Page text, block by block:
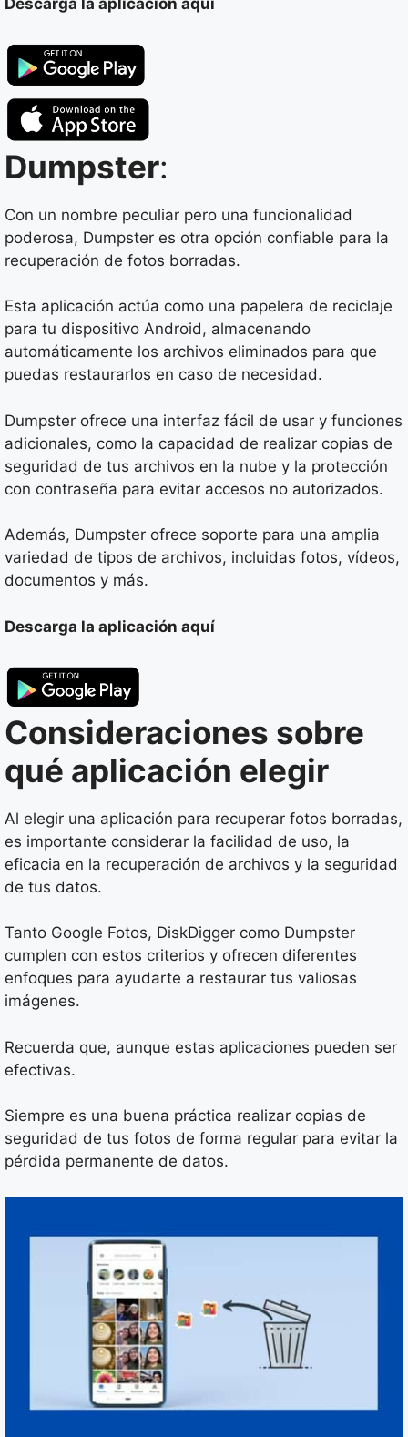
Dumpster:
Con un nombre peculiar pero una funcionalidad
poderosa, Dumpster es otra opción confiable para la
recuperación de fotos borradas.
Esta aplicación actúa como una papelera de reciclaje
para tu dispositivo Android, almacenando
automáticamente los archivos eliminados para que
puedas restaurarlos en caso de necesidad.
Dumpster ofrece una interfaz fácil de usar y funciones
adicionales, como la capacidad de realizar copias de
seguridad de tus archivos en la nube y la protección
con contraseña para evitar accesos no autorizados.
Además, Dumpster ofrece soporte para una amplia
variedad de tipos de archivos, incluidas fotos, vídeos,
documentos y más.
Descarga la aplicación aquí
Consideraciones sobre
qué aplicación elegir
Al elegir una aplicación para recuperar fotos borradas,
es importante considerar la facilidad de uso, la
eficacia en la recuperación de archivos y la seguridad
de tus datos.
Tanto Google Fotos, DiskDigger como Dumpster
cumplen con estos criterios y ofrecen diferentes
enfoques para ayudarte a restaurar tus valiosas
imágenes.
Recuerda que, aunque estas aplicaciones pueden ser
efectivas.
Siempre es una buena práctica realizar copias de
seguridad de tus fotos de forma regular para evitar la
pérdida permanente de datos.